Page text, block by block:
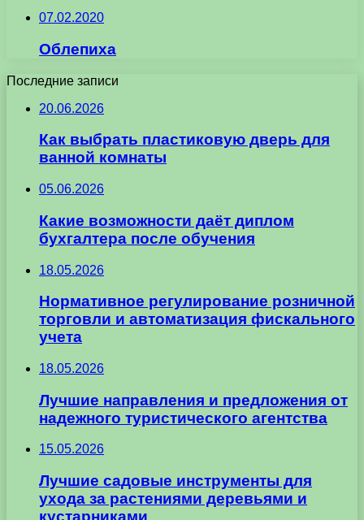
07.02.2020
Облепиха
Последние записи
20.06.2026
Как выбрать пластиковую дверь для
ванной комнаты
05.06.2026
Какие возможности даёт диплом
бухгалтера после обучения
18.05.2026
Нормативное регулирование розничной
торговли и автоматизация фискального
учета
18.05.2026
Лучшие направления и предложения от
надежного туристического агентства
15.05.2026
Лучшие садовые инструменты для
ухода за растениями деревьями и
кустарниками